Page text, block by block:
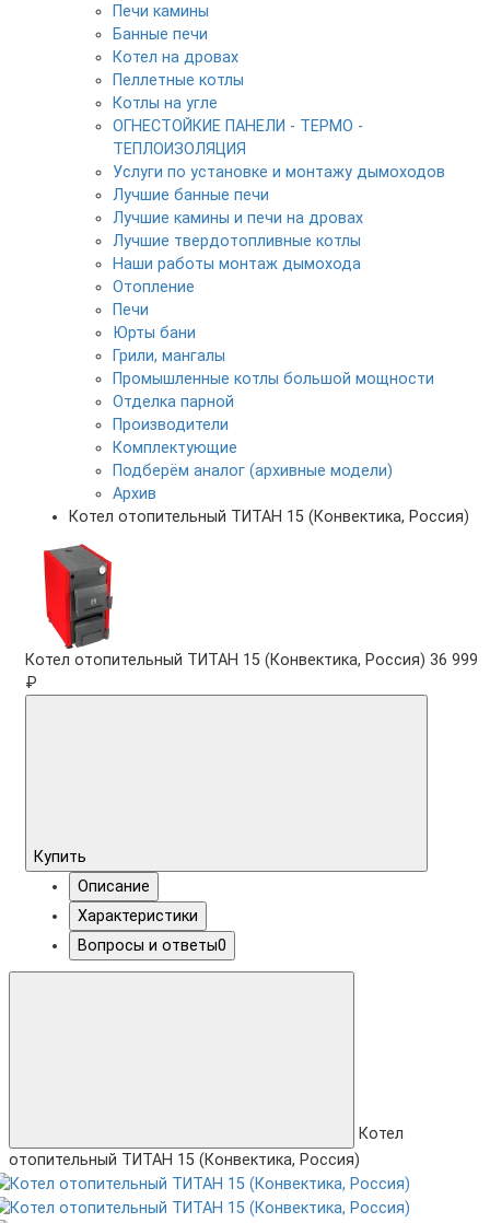
Печи камины
Банные печи
Котел на дровах
Пеллетные котлы
Котлы на угле
ОГНЕСТОЙКИЕ ПАНЕЛИ - ТЕРМО -
ТЕПЛОИЗОЛЯЦИЯ
Услуги по установке и монтажу дымоходов
Лучшие банные печи
Лучшие камины и печи на дровах
Лучшие твердотопливные котлы
Наши работы монтаж дымохода
Отопление
Печи
Юрты бани
Грили, мангалы
Промышленные котлы большой мощности
Отделка парной
Производители
Комплектующие
Подберём аналог (архивные модели)
Архив
Котел отопительный ТИТАН 15 (Конвектика, Россия)
Котел отопительный ТИТАН 15 (Конвектика, Россия) 36 999
₽
Купить
Описание
Характеристики
Вопросы и ответы0
Котел
отопительный ТИТАН 15 (Конвектика, Россия)